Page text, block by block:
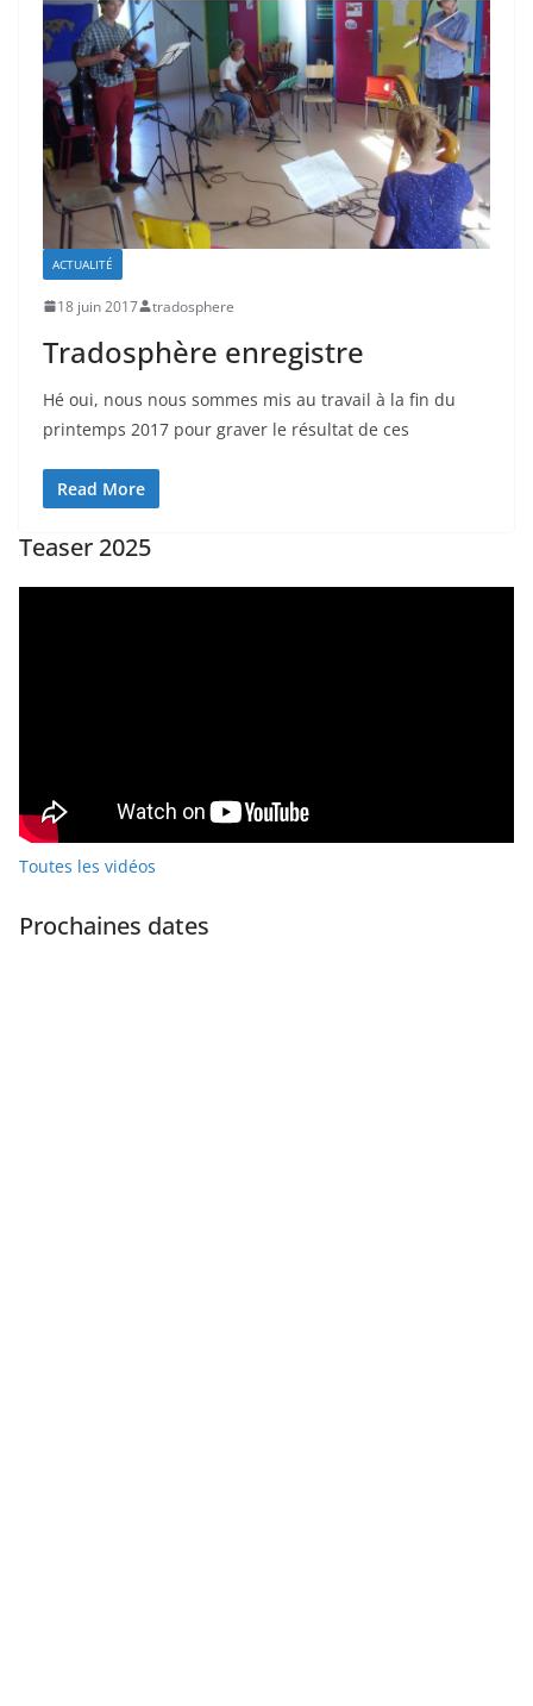
ACTUALITÉ
18 juin 2017 tradosphere
Tradosphère enregistre
Hé oui, nous nous sommes mis au travail à la fin du
printemps 2017 pour graver le résultat de ces
Read More
Teaser 2025
Toutes les vidéos
Prochaines dates